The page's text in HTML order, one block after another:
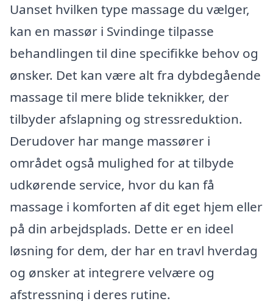
Uanset hvilken type massage du vælger,
kan en massør i Svindinge tilpasse
behandlingen til dine specifikke behov og
ønsker. Det kan være alt fra dybdegående
massage til mere blide teknikker, der
tilbyder afslapning og stressreduktion.
Derudover har mange massører i
området også mulighed for at tilbyde
udkørende service, hvor du kan få
massage i komforten af dit eget hjem eller
på din arbejdsplads. Dette er en ideel
løsning for dem, der har en travl hverdag
og ønsker at integrere velvære og
afstressning i deres rutine.